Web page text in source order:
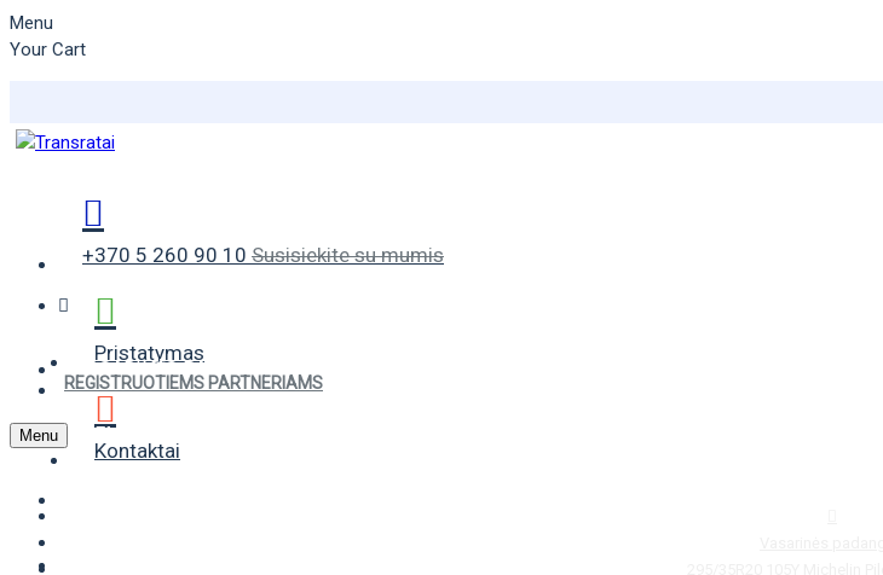
Menu
Your Cart
+370 5 260 90 10 Susisiekite su mumis
Pristatymas
Kontaktai
VASARINĖS PADANGOS
ŽIEMINĖS PADANGOS
REGISTRUOTIEMS PARTNERIAMS
Menu